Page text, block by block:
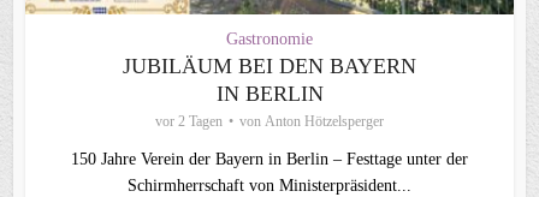
Gastronomie
JUBILÄUM BEI DEN BAYERN
IN BERLIN
vor 2 Tagen von Anton Hötzelsperger
150 Jahre Verein der Bayern in Berlin – Festtage unter der
Schirmherrschaft von Ministerpräsident...